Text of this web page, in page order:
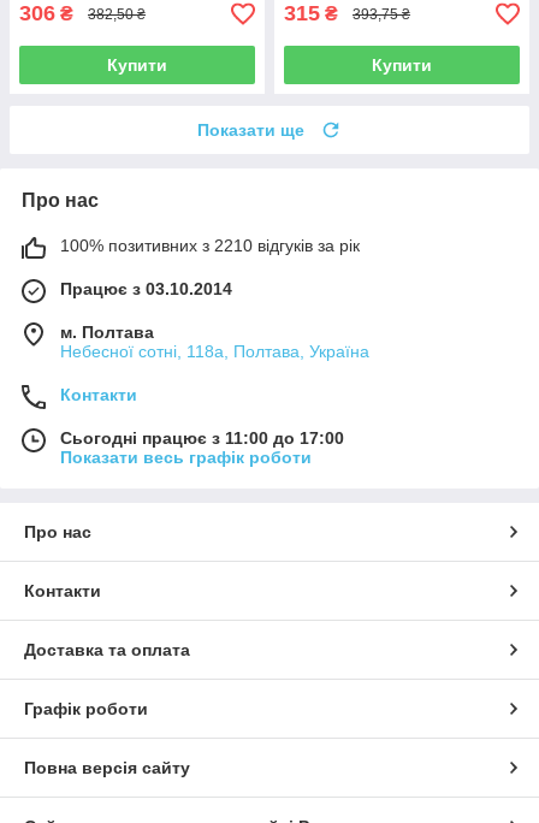
306 ₴ 382,50 ₴
Купити
315 ₴ 393,75 ₴
Купити
Показати ще
Про нас
100% позитивних з 2210 відгуків за рік
Працює з 03.10.2014
м. Полтава
Небесної сотні, 118а, Полтава, Україна
Контакти
Сьогодні працює з 11:00 до 17:00
Показати весь графік роботи
Про нас
Контакти
Доставка та оплата
Графік роботи
Повна версія сайту